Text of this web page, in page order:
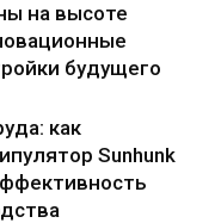
на высоте
будущего
как
Sunhunk